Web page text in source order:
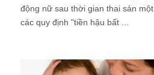
động nữ sau thời gian thai sản
các quy định "tiền hậu bất ...